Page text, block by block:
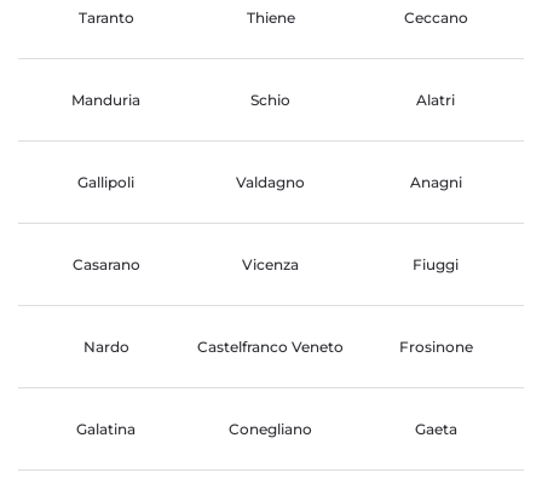
Taranto Thiene Ceccano
Manduria Schio Alatri
Gallipoli Valdagno Anagni
Casarano Vicenza Fiuggi
Nardo Castelfranco Veneto Frosinone
Galatina Conegliano Gaeta